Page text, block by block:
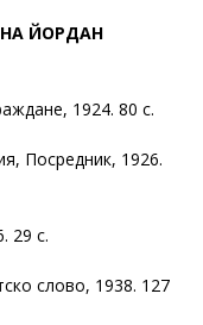
ЙОРДАН
1924. 80 с.
Посредник, 1926.
29 с.
слово, 1938. 127